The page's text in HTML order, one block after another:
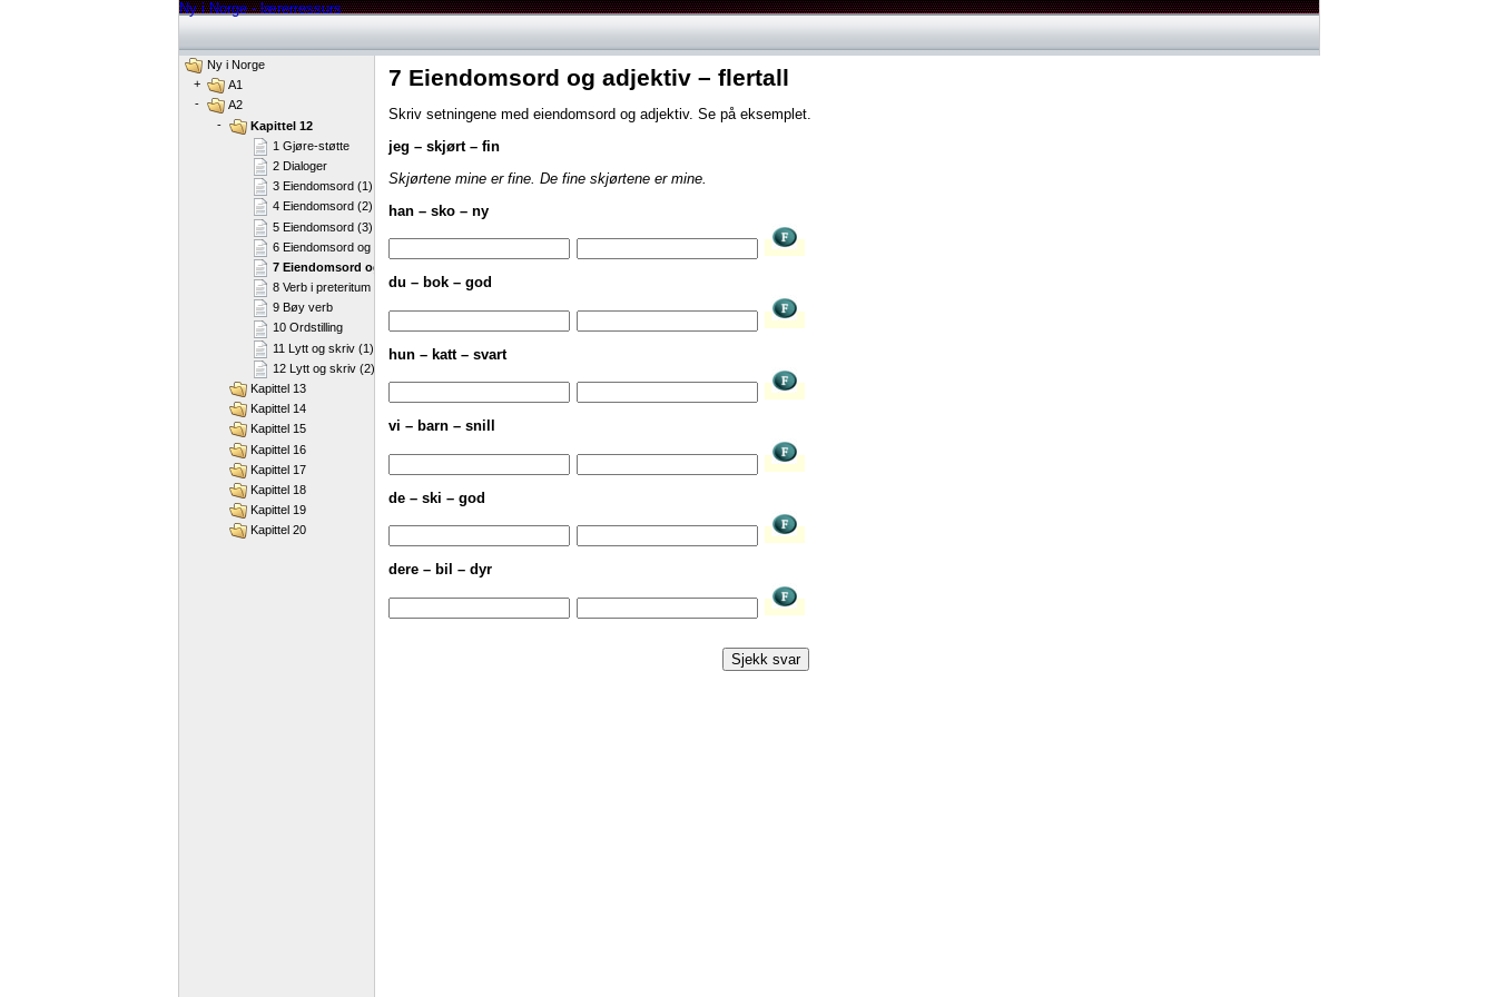
Ny i Norge - lærerressurs
7 Eiendomsord og adjektiv – flertall
Skriv setningene med eiendomsord og adjektiv. Se på eksemplet.
jeg – skjørt – fin
Skjørtene mine er fine. De fine skjørtene er mine.
han – sko – ny
du – bok – god
hun – katt – svart
vi – barn – snill
de – ski – god
dere – bil – dyr
Sjekk svar
Ny i Norge
+
A1
-
A2
-
Kapittel 12
1 Gjøre-støtte
2 Dialoger
3 Eiendomsord (1)
4 Eiendomsord (2)
5 Eiendomsord (3)
6 Eiendomsord og adjektiv – entall
7 Eiendomsord og adjektiv – flertall
8 Verb i preteritum
9 Bøy verb
10 Ordstilling
11 Lytt og skriv (1)
12 Lytt og skriv (2)
Kapittel 13
Kapittel 14
Kapittel 15
Kapittel 16
Kapittel 17
Kapittel 18
Kapittel 19
Kapittel 20